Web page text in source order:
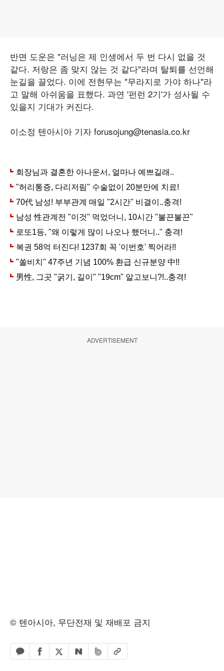
반면 도운은 "러닝은 제 인생에서 두 번 다시 없을 것
같다. 저랑은 좀 맞지 않는 것 같다"라며 탈퇴를 선언해
눈길을 끌었다. 이에 전현무는 "무라지로 가야 하나"라
고 말해 아쉬움을 표했다. 과연 '펀런 2기'가 성사될 수
있을지 기대가 커진다.
이소정 텐아시아 기자 forusojung@tenasia.co.kr
ADVERTISEMENT
© 텐아시아, 무단전재 및 재배포 금지
카카오톡 공유하기
페이스북 공유하기
엑스 공유하기
네이버 공유하기
밴드 공유하기
URL복사